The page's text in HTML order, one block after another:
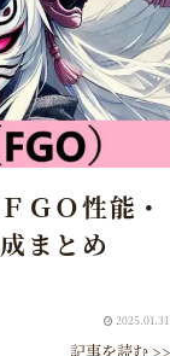
ＧＯ性能・
まとめ
2025.01.31